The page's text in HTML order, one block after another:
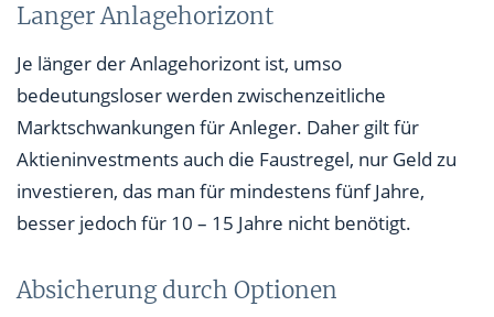
Langer Anlagehorizont
Je länger der Anlagehorizont ist, umso
bedeutungsloser werden zwischenzeitliche
Marktschwankungen für Anleger. Daher gilt für
Aktieninvestments auch die Faustregel, nur Geld zu
investieren, das man für mindestens fünf Jahre,
besser jedoch für 10 – 15 Jahre nicht benötigt.
Absicherung durch Optionen